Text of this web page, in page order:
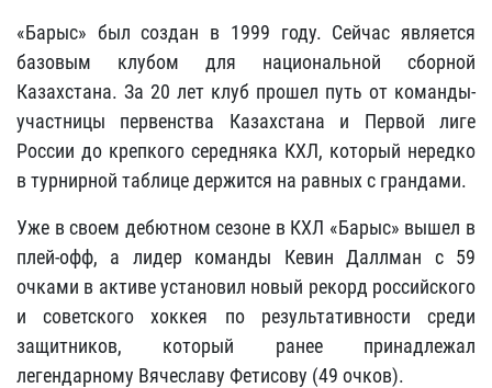
«Барыс» был создан в 1999 году. Сейчас является
базовым клубом для национальной сборной
Казахстана. За 20 лет клуб прошел путь от команды-
участницы первенства Казахстана и Первой лиге
России до крепкого середняка КХЛ, который нередко
в турнирной таблице держится на равных с грандами.
Уже в своем дебютном сезоне в КХЛ «Барыс» вышел в
плей-офф, а лидер команды Кевин Даллман с 59
очками в активе установил новый рекорд российского
и советского хоккея по результативности среди
защитников, который ранее принадлежал
легендарному Вячеславу Фетисову (49 очков).